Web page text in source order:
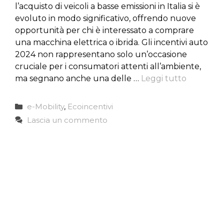
l’acquisto di veicoli a basse emissioni in Italia si è
evoluto in modo significativo, offrendo nuove
opportunità per chi è interessato a comprare
una macchina elettrica o ibrida. Gli incentivi auto
2024 non rappresentano solo un’occasione
cruciale per i consumatori attenti all’ambiente,
ma segnano anche una delle … Leggi tutto
Categorie
e-Mobility, Ecoincentivi
Lascia un commento